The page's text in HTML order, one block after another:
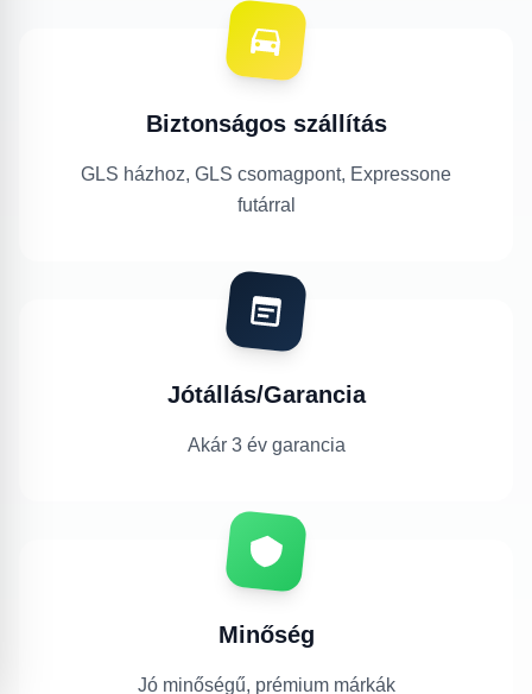
Biztonságos szállítás
GLS házhoz, GLS csomagpont, Expressone
futárral
Jótállás/Garancia
Akár 3 év garancia
Minőség
Jó minőségű, prémium márkák